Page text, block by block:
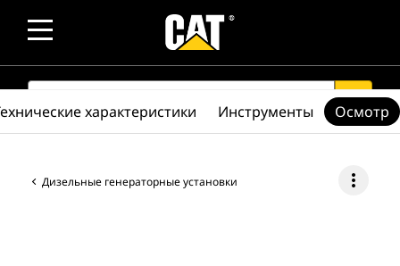
SEARCH search
Дизельные генераторные установки more_vert
характеристики Инструменты Осмотр